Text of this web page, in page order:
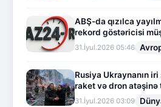
ABŞ-da qızılca
rekord göstəricisi
31.İyul.2026 05:46
Rusiya Ukraynanın
raket və dron atəşinə
31.İyul.2026 03:09